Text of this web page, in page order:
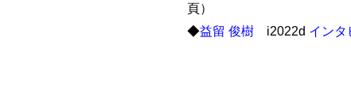
頁）
◆益留 俊樹i2022d インタ